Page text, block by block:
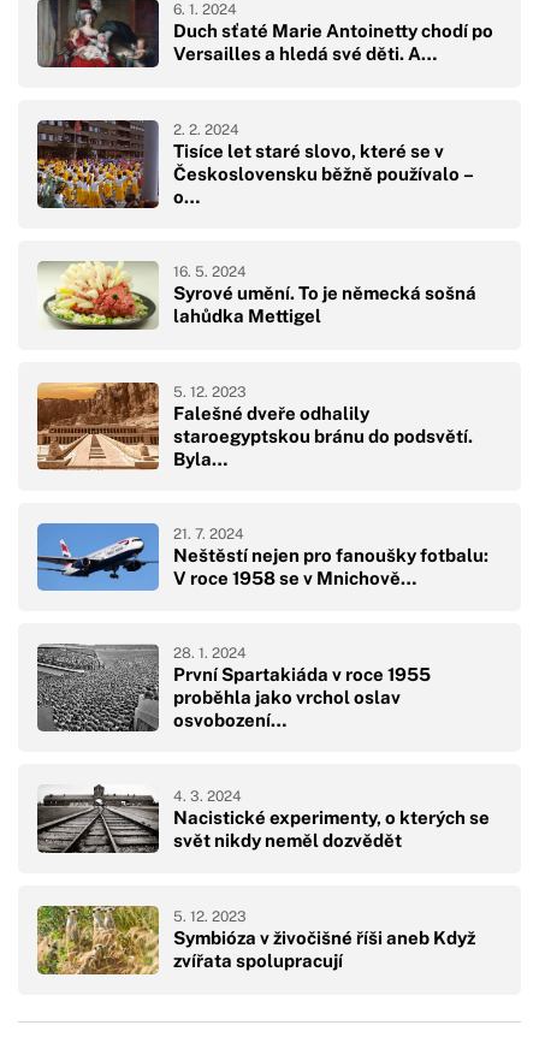
Duch sťaté Marie Antoinetty chodí po
Versailles a hledá své děti. A…
6. 1. 2024
Tisíce let staré slovo, které se v
Československu běžně používalo –
o…
2. 2. 2024
Syrové umění. To je německá sošná
lahůdka Mettigel
16. 5. 2024
Falešné dveře odhalily
staroegyptskou bránu do podsvětí.
Byla…
5. 12. 2023
Neštěstí nejen pro fanoušky fotbalu:
V roce 1958 se v Mnichově…
21. 7. 2024
První Spartakiáda v roce 1955
proběhla jako vrchol oslav
osvobození…
28. 1. 2024
Nacistické experimenty, o kterých se
svět nikdy neměl dozvědět
4. 3. 2024
Symbióza v živočišné říši aneb Když
zvířata spolupracují
5. 12. 2023